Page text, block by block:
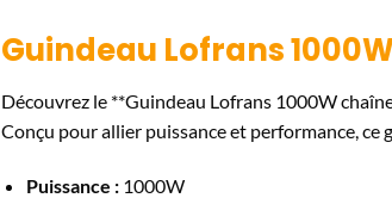
Guindeau Lofrans
Découvrez le **Guindeau Lofrans 1000W
Conçu pour allier puissance et performance,
Puissance :1000W